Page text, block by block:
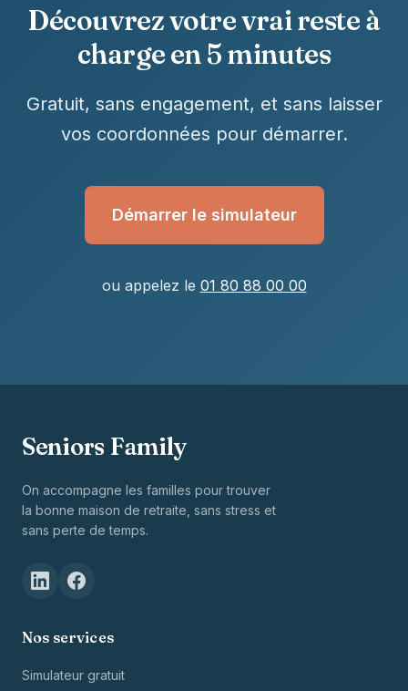
Découvrez votre vrai reste à
charge en 5 minutes
Gratuit, sans engagement, et sans laisser
vos coordonnées pour démarrer.
Démarrer le simulateur
ou appelez le 01 80 88 00 00
Seniors Family
On accompagne les familles pour trouver
la bonne maison de retraite, sans stress et
sans perte de temps.
Nos services
Simulateur gratuit